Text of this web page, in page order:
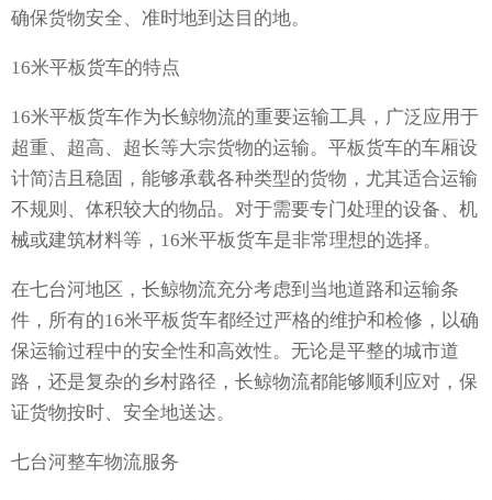
确保货物安全、准时地到达目的地。
16米平板货车的特点
16米平板货车作为长鲸物流的重要运输工具，广泛应用于
超重、超高、超长等大宗货物的运输。平板货车的车厢设
计简洁且稳固，能够承载各种类型的货物，尤其适合运输
不规则、体积较大的物品。对于需要专门处理的设备、机
械或建筑材料等，16米平板货车是非常理想的选择。
在七台河地区，长鲸物流充分考虑到当地道路和运输条
件，所有的16米平板货车都经过严格的维护和检修，以确
保运输过程中的安全性和高效性。无论是平整的城市道
路，还是复杂的乡村路径，长鲸物流都能够顺利应对，保
证货物按时、安全地送达。
七台河整车物流服务